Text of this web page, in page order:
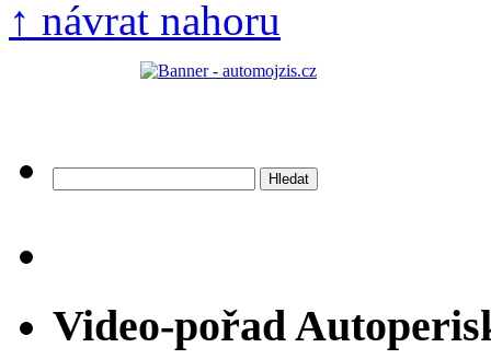
↑ návrat nahoru
Video-pořad